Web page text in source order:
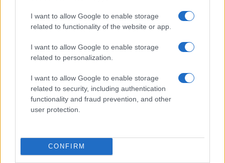
I want to allow Google to enable storage
related to functionality of the website or app.
I want to allow Google to enable storage
related to personalization.
I want to allow Google to enable storage
related to security, including authentication
functionality and fraud prevention, and other
user protection.
CONFIRM
UFFICIALE: il Lazio torna in zona rossa. Approvato il
nuovo decreto legge anti-Covid
ROMA Infermiere ruba materiale sanitario: arrestato
ULTIME NOTIZIE